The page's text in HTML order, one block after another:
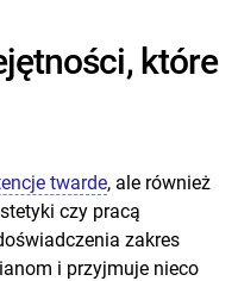
które
twarde, ale również
czy pracą
zakres
i przyjmuje nieco